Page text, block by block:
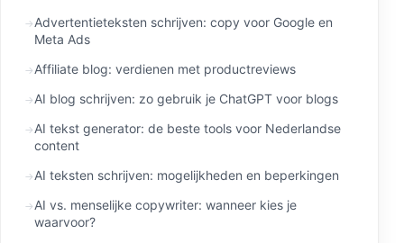
Advertentieteksten schrijven: copy voor Google en
Meta Ads
Affiliate blog: verdienen met productreviews
AI blog schrijven: zo gebruik je ChatGPT voor blogs
AI tekst generator: de beste tools voor Nederlandse
content
AI teksten schrijven: mogelijkheden en beperkingen
AI vs. menselijke copywriter: wanneer kies je
waarvoor?